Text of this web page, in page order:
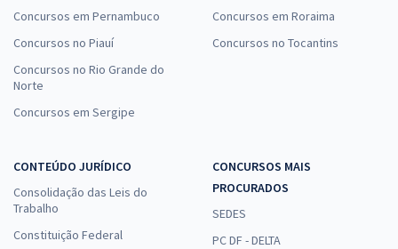
Concursos em Pernambuco
Concursos no Piauí
Concursos no Rio Grande do
Norte
Concursos em Sergipe
Concursos em Roraima
Concursos no Tocantins
CONTEÚDO JURÍDICO
Consolidação das Leis do
Trabalho
Constituição Federal
CONCURSOS MAIS
PROCURADOS
SEDES
PC DF - DELTA